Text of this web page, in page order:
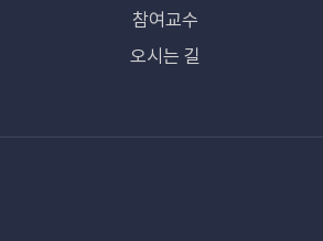
참여교수
오시는 길